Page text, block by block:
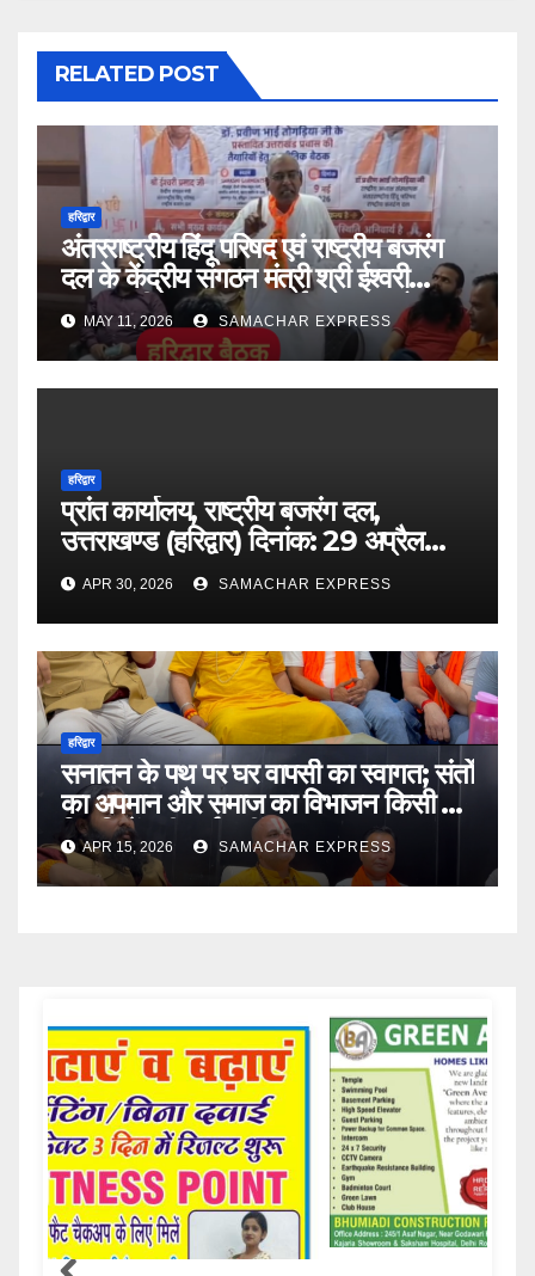
RELATED POST
हरिद्वार
अंतरराष्ट्रीय हिंदू परिषद एवं राष्ट्रीय बजरंग
दल के केंद्रीय संगठन मंत्री श्री ईश्वरी
प्रसाद जी का 9 एवं 10 मई 2026 को
उत्तराखंड के गढ़वाल संभाग में प्रवास
सफलतापूर्वक संपन्न हुआ।
MAY 11, 2026 SAMACHAR EXPRESS
हरिद्वार
प्रांत कार्यालय, राष्ट्रीय बजरंग दल,
उत्तराखण्ड (हरिद्वार) दिनांक: 29 अप्रैल
2026
APR 30, 2026 SAMACHAR EXPRESS
हरिद्वार
सनातन के पथ पर घर वापसी का स्वागत; संतों
का अपमान और समाज का विभाजन किसी भी
स्थिति में स्वीकार्य नहीं
APR 15, 2026 SAMACHAR EXPRESS
Samachar Express